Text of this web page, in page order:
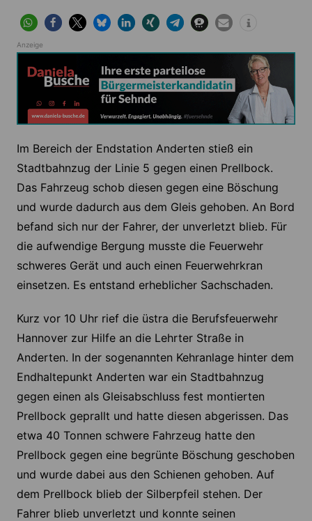
Anzeige
Im Bereich der Endstation Anderten stieß ein
Stadtbahnzug der Linie 5 gegen einen Prellbock.
Das Fahrzeug schob diesen gegen eine Böschung
und wurde dadurch aus dem Gleis gehoben. An Bord
befand sich nur der Fahrer, der unverletzt blieb. Für
die aufwendige Bergung musste die Feuerwehr
schweres Gerät und auch einen Feuerwehrkran
einsetzen. Es entstand erheblicher Sachschaden.
Kurz vor 10 Uhr rief die üstra die Berufsfeuerwehr
Hannover zur Hilfe an die Lehrter Straße in
Anderten. In der sogenannten Kehranlage hinter dem
Endhaltepunkt Anderten war ein Stadtbahnzug
gegen einen als Gleisabschluss fest montierten
Prellbock geprallt und hatte diesen abgerissen. Das
etwa 40 Tonnen schwere Fahrzeug hatte den
Prellbock gegen eine begrünte Böschung geschoben
und wurde dabei aus den Schienen gehoben. Auf
dem Prellbock blieb der Silberpfeil stehen. Der
Fahrer blieb unverletzt und konnte seinen